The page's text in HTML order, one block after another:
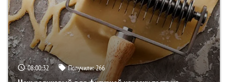
08:00:31 Получили:266